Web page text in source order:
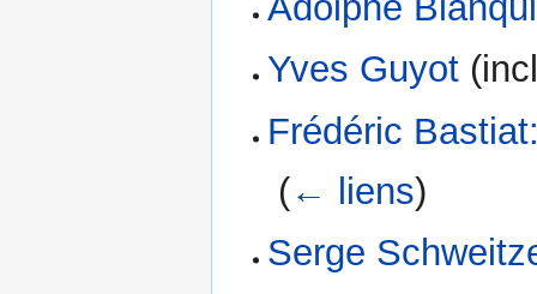
Yves Guyot
Frédéric
(← liens)
Serge